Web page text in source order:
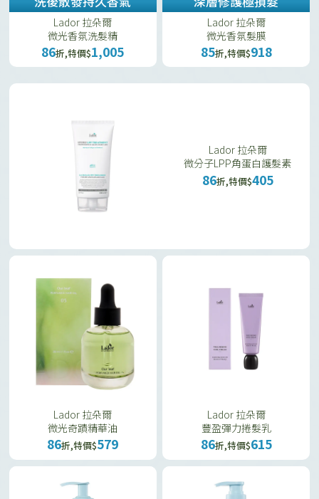
Lador 拉朵爾
微光香氛洗髮精
86折,特價$1,005
Lador 拉朵爾
微光香氛髮膜
85折,特價$918
Lador 拉朵爾
微分子LPP角蛋白護髮素
86折,特價$405
Lador 拉朵爾
微光奇蹟精華油
86折,特價$579
Lador 拉朵爾
豐盈彈力捲髮乳
86折,特價$615